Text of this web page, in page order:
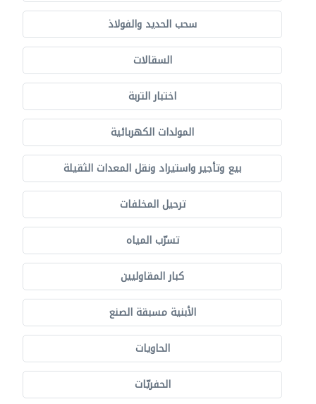
سحب الحديد والفولاذ
السقالات
اختبار التربة
المولدات الكهربائية
بيع وتأجير واستيراد ونقل المعدات الثقيلة
ترحيل المخلفات
تسرّب المياه
كبار المقاوليين
الأبنية مسبقة الصنع
الحاويات
الحفريّات